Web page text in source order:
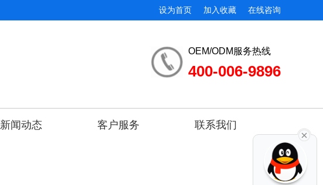
在线咨询
加入收藏
设为首页
OEM/ODM服务热线
400-006-9896
新闻动态 客户服务 联系我们